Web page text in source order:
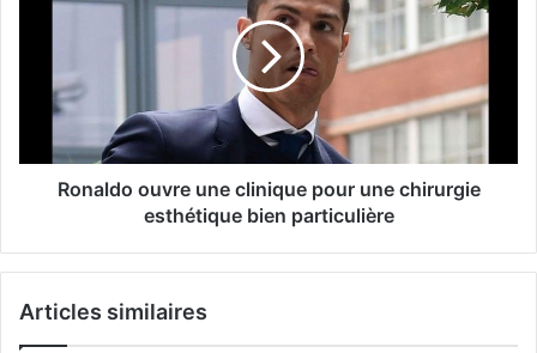
Ronaldo ouvre une clinique pour une chirurgie
esthétique bien particulière
Articles similaires